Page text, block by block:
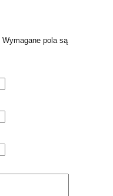
Wymagane pola są